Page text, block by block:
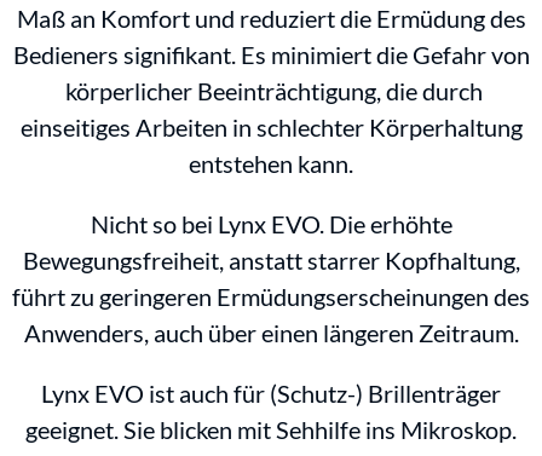
Maß an Komfort und reduziert die Ermüdung des
Bedieners signifikant. Es minimiert die Gefahr von
körperlicher Beeinträchtigung, die durch
einseitiges Arbeiten in schlechter Körperhaltung
entstehen kann.
Nicht so bei Lynx EVO. Die erhöhte
Bewegungsfreiheit, anstatt starrer Kopfhaltung,
führt zu geringeren Ermüdungserscheinungen des
Anwenders, auch über einen längeren Zeitraum.
Lynx EVO ist auch für (Schutz-) Brillenträger
geeignet. Sie blicken mit Sehhilfe ins Mikroskop.